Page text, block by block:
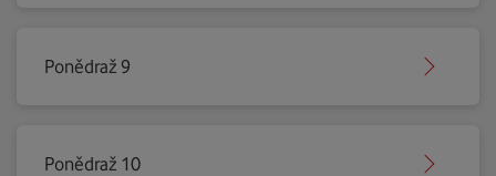
Ponědraž 9
Ponědraž 10